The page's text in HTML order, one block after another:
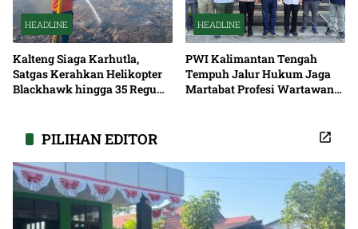
HEADLINE
Kalteng Siaga Karhutla,
Satgas Kerahkan Helikopter
Blackhawk hingga 35 Regu
HEADLINE
PWI Kalimantan Tengah
Tempuh Jalur Hukum Jaga
Martabat Profesi Wartawan
PILIHAN EDITOR